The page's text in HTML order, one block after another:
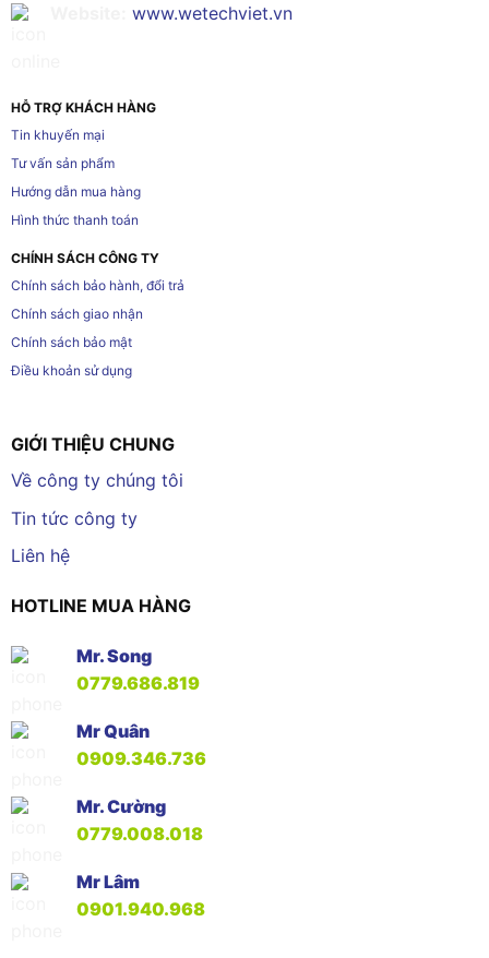
www.wetechviet.vn
HỖ TRỢ KHÁCH HÀNG
Tin khuyến mại
Tư vấn sản phẩm
Hướng dẫn mua hàng
Hình thức thanh toán
CHÍNH SÁCH CÔNG TY
Chính sách bảo hành, đổi trả
Chính sách giao nhận
Chính sách bảo mật
Điều khoản sử dụng
GIỚI THIỆU CHUNG
Về công ty chúng tôi
Tin tức công ty
Liên hệ
HOTLINE MUA HÀNG
Mr. Song
0779.686.819
Mr Quân
0909.346.736
Mr. Cường
0779.008.018
Mr Lâm
0901.940.968